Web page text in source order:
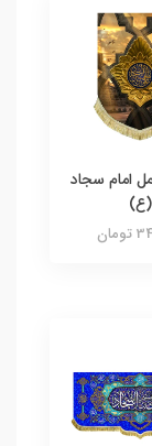
امام سجاد
(ع)